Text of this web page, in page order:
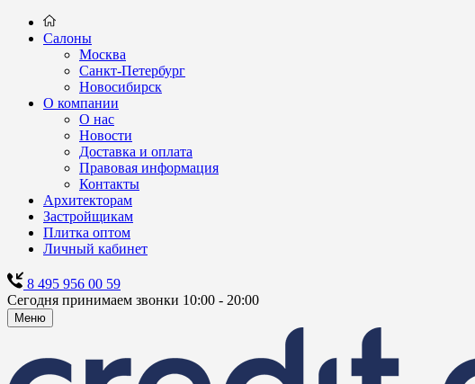
Салоны
Москва
Санкт-Петербург
Новосибирск
О компании
О нас
Новости
Доставка и оплата
Правовая информация
Контакты
Архитекторам
Застройщикам
Плитка оптом
Личный кабинет
8 495 956 00 59
Сегодня принимаем звонки 10:00 - 20:00
Меню